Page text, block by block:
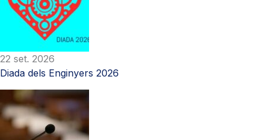
22 set. 2026
Diada dels Enginyers 2026